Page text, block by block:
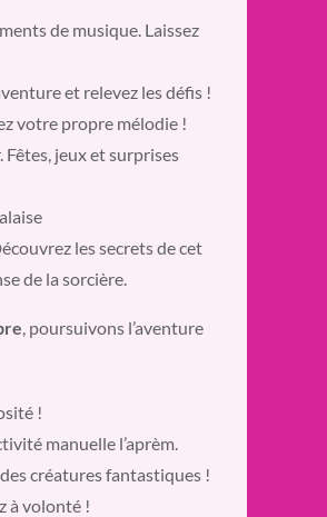
de musique. Laissez
et relevez les défis !
votre propre mélodie !
Fêtes, jeux et surprises
les secrets de cet
de la sorcière.
, poursuivons l’aventure
!
manuelle l’aprèm.
créatures fantastiques !
à volonté !